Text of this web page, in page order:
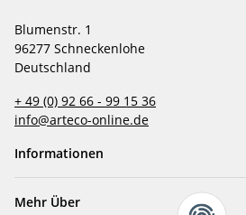
Blumenstr. 1
96277 Schneckenlohe
Deutschland
+ 49 (0) 92 66 - 99 15 36
info@arteco-online.de
Informationen
Mehr Über